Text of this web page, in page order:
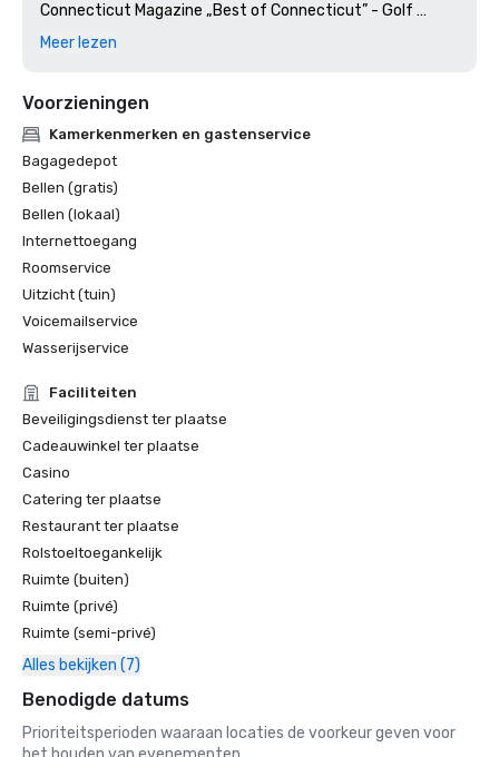
Connecticut Magazine „Best of Connecticut” - Golf
Course Public
Meer lezen
Voorzieningen
Kamerkenmerken en gastenservice
Bagagedepot
Bellen (gratis)
Bellen (lokaal)
Internettoegang
Roomservice
Uitzicht (tuin)
Voicemailservice
Wasserijservice
Faciliteiten
Beveiligingsdienst ter plaatse
Cadeauwinkel ter plaatse
Casino
Catering ter plaatse
Restaurant ter plaatse
Rolstoeltoegankelijk
Ruimte (buiten)
Ruimte (privé)
Ruimte (semi-privé)
Alles bekijken (7)
Benodigde datums
Prioriteitsperioden waaraan locaties de voorkeur geven voor